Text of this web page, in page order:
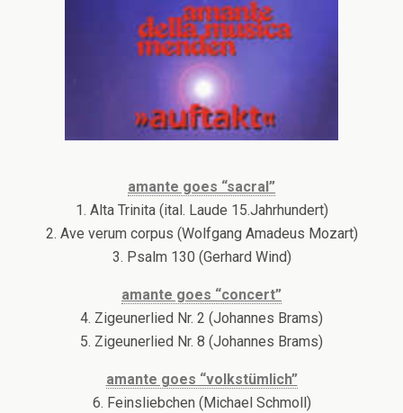
amante goes “sacral”
1. Alta Trinita (ital. Laude 15.Jahrhundert)
2. Ave verum corpus (Wolfgang Amadeus Mozart)
3. Psalm 130 (Gerhard Wind)
amante goes “concert”
4. Zigeunerlied Nr. 2 (Johannes Brams)
5. Zigeunerlied Nr. 8 (Johannes Brams)
amante goes “volkstümlich”
6. Feinsliebchen (Michael Schmoll)